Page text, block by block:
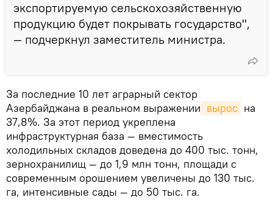
экспортируемую сельскохозяйственную
продукцию будет покрывать государство",
— подчеркнул заместитель министра.
За последние 10 лет аграрный сектор
Азербайджана в реальном выражении вырос на
37,8%. За этот период укреплена
инфраструктурная база — вместимость
холодильных складов доведена до 400 тыс. тонн,
зернохранилищ — до 1,9 млн тонн, площади с
современным орошением увеличены до 130 тыс.
га, интенсивные сады — до 50 тыс. га.